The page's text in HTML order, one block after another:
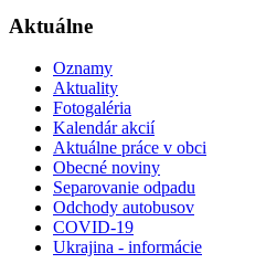
Aktuálne
Oznamy
Aktuality
Fotogaléria
Kalendár akcií
Aktuálne práce v obci
Obecné noviny
Separovanie odpadu
Odchody autobusov
COVID-19
Ukrajina - informácie